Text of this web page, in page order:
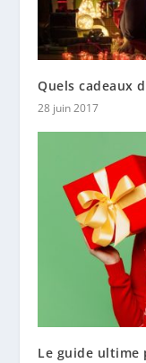
Quels cadeaux
28 juin 2017
Le guide ultime